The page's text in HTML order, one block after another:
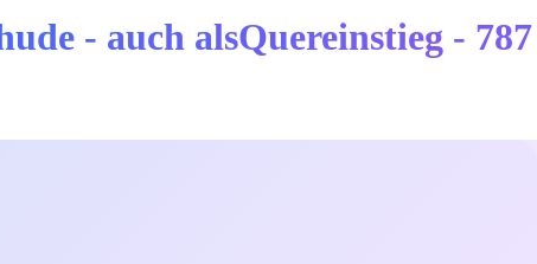
- auch alsQuereinstieg - 787